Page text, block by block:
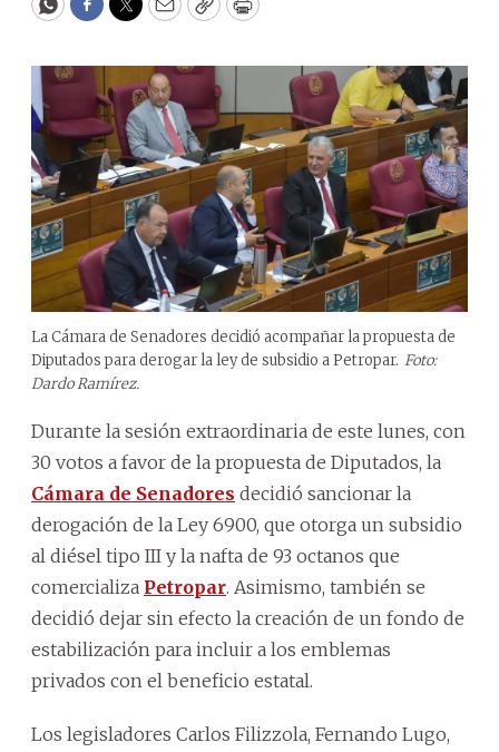
WhatsApp
Facebook
Twitter
EmailCopyPrint
La Cámara de Senadores decidió acompañar la propuesta de
Diputados para derogar la ley de subsidio a Petropar. Foto:
Dardo Ramírez.
Durante la sesión extraordinaria de este lunes, con
30 votos a favor de la propuesta de Diputados, la
Cámara de Senadores decidió sancionar la
derogación de la Ley 6900, que otorga un subsidio
al diésel tipo III y la nafta de 93 octanos que
comercializa Petropar. Asimismo, también se
decidió dejar sin efecto la creación de un fondo de
estabilización para incluir a los emblemas
privados con el beneficio estatal.
Los legisladores Carlos Filizzola, Fernando Lugo,